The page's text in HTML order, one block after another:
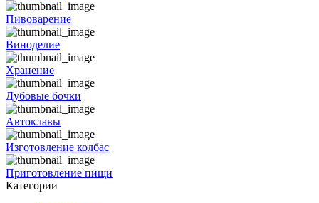
Пивоварение
Виноделие
Хранение
Дубовые бочки
Автоклавы
Изготовление колбас
Приготовление пищи
Категории